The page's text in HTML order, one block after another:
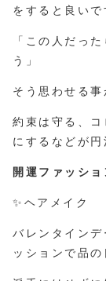
をすると良いで
「この人だっ
う」
そう思わせる事
約束は守る、
にするなどが円
開運ファッショ
✨ヘアメイク
バレンタイン
ッションで品